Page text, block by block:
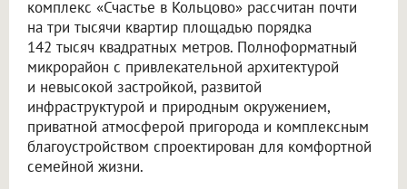
комплекс «Счастье в Кольцово» рассчитан почти
на три тысячи квартир площадью порядка
142 тысяч квадратных метров. Полноформатный
микрорайон с привлекательной архитектурой
и невысокой застройкой, развитой
инфраструктурой и природным окружением,
приватной атмосферой пригорода и комплексным
благоустройством спроектирован для комфортной
семейной жизни.